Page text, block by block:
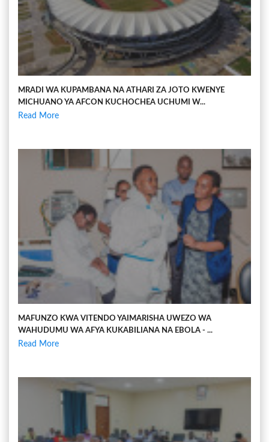
MRADI WA KUPAMBANA NA ATHARI ZA JOTO KWENYE
MICHUANO YA AFCON KUCHOCHEA UCHUMI W...
Read More
MAFUNZO KWA VITENDO YAIMARISHA UWEZO WA
WAHUDUMU WA AFYA KUKABILIANA NA EBOLA - ...
Read More